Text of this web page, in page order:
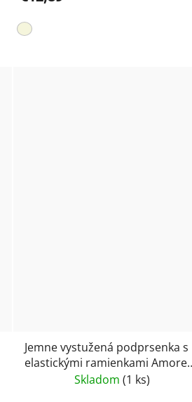
Jemne vystužená podprsenka s
elastickými ramienkami Amore
Skladom(1 ks)